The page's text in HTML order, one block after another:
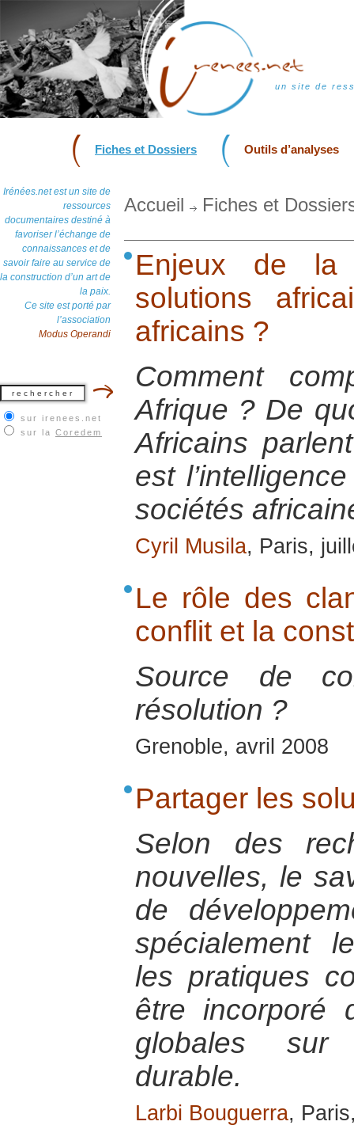
un site de
Fiches et Dossiers Outils d’analyses
Irénées.net est un site de
ressources
documentaires destiné à
favoriser l’échange de
connaissances et de
savoir faire au service de
la construction d’un art de
la paix.
Ce site est porté par
l’association
Modus Operandi
sur irenees.net
sur la Coredem
Accueil Fiches et
Enjeux de
solutions
africains ?
Comment
Afrique ? De
Africains
est
sociétés
Cyril Musila, Paris,
Le rôle des
conflit et la
Source de
résolution ?
Grenoble, avril 2008
Partager les
Selon des
nouvelles, le
de
spécialement
les pratiques
être incorporé
globales sur
durable.
Larbi Bouguerra,